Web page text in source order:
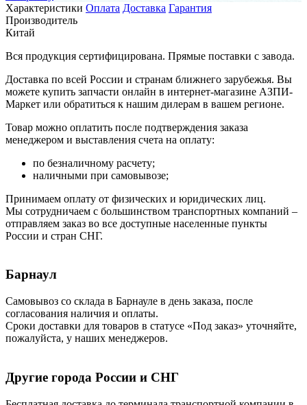
Характеристики Оплата Доставка Гарантия
Производитель
Китай
Вся продукция сертифицирована. Прямые поставки с завода.
Доставка по всей России и странам ближнего зарубежья. Вы
можете купить запчасти онлайн в интернет-магазине АЗПИ-
Маркет или обратиться к нашим дилерам в вашем регионе.
Товар можно оплатить после подтверждения заказа
менеджером и выставления счета на оплату:
по безналичному расчету;
наличными при самовывозе;
Принимаем оплату от физических и юридических лиц.
Мы сотрудничаем с большинством транспортных компаний –
отправляем заказ во все доступные населенные пункты
России и стран СНГ.
Барнаул
Самовывоз со склада в Барнауле в день заказа, после
согласования наличия и оплаты.
Сроки доставки для товаров в статусе «Под заказ» уточняйте,
пожалуйста, у наших менеджеров.
Другие города России и СНГ